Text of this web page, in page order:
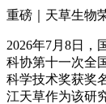
重磅｜天草生物
2026年7月8日，
科协第十一次全
科学技术奖获奖
江天草作为该研